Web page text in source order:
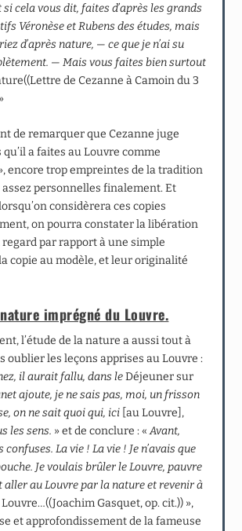
cela vous dit, faites d’après les grands
Véronèse et Rubens des études, mais
d’après nature, — ce que je n’ai su
— Mais vous faites bien surtout
de Cezanne à Camoin du 3
de remarquer que Cezanne juge
a faites au Louvre comme
encore trop empreintes de la tradition
assez personnelles finalement. Et
considèrera ces copies
on pourra constater la libération
par rapport à une simple
copie au modèle, et leur originalité
imprégné du Louvre.
l’étude de la nature a aussi tout à
oublier les leçons apprises au Louvre :
il aurait fallu, dans leDéjeuner sur
ajoute, je ne sais pas, moi, un frisson
on ne sait quoi qui, ici [au Louvre],
les sens. » et de conclure : «Avant,
confuses. La vie ! La vie ! Je n’avais que
Je voulais brûler le Louvre, pauvre
au Louvre par la nature et revenir à
Louvre…((Joachim Gasquet, op. cit.)) »,
et approfondissement de la fameuse